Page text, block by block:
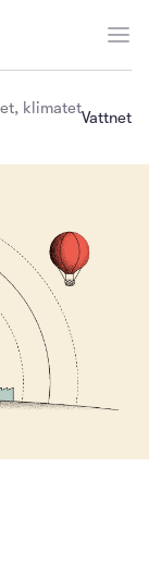
klimatetVattnet